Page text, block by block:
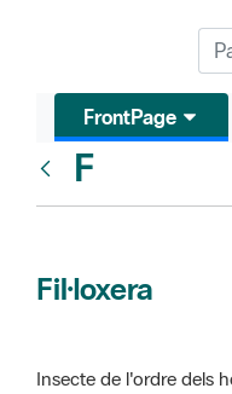
FrontPage
F
Fil·loxera
Insecte de l'ordre dels